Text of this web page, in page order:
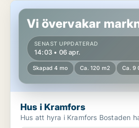
Hus i Kramfors
Vi övervakar
SENAST UPPDATERAD
14:03 • 06 apr.
Skapad 4 mo Ca. 120 m2 Ca. 9
Hus i Kramfors
Hus att hyra i Kramfors